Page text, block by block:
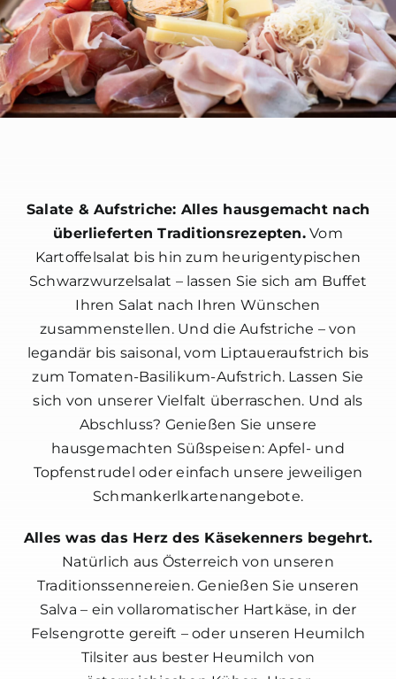
Salate & Aufstriche: Alles hausgemacht nach
überlieferten Traditionsrezepten.Vom
Kartoffelsalat bis hin zum heurigentypischen
Schwarzwurzelsalat – lassen Sie sich am Buffet
Ihren Salat nach Ihren Wünschen
zusammenstellen. Und die Aufstriche – von
legandär bis saisonal, vom Liptaueraufstrich bis
zum Tomaten-Basilikum-Aufstrich. Lassen Sie
sich von unserer Vielfalt überraschen. Und als
Abschluss? Genießen Sie unsere
hausgemachten Süßspeisen: Apfel- und
Topfenstrudel oder einfach unsere jeweiligen
Schmankerlkartenangebote.
Alles was das Herz des Käsekenners begehrt.
Natürlich aus Österreich von unseren
Traditionssennereien. Genießen Sie unseren
Salva – ein vollaromatischer Hartkäse, in der
Felsengrotte gereift – oder unseren Heumilch
Tilsiter aus bester Heumilch von